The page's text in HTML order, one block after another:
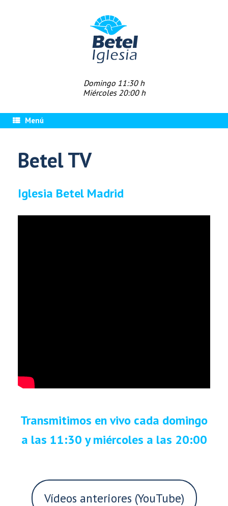
Domingo 11:30 h
Miércoles 20:00 h
Menú
Betel TV
Iglesia Betel Madrid
Transmitimos en vivo cada domingo
a las 11:30 y miércoles a las 20:00
Vídeos anteriores (YouTube)